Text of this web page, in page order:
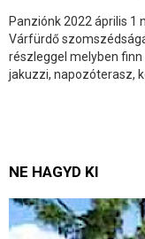
Panziónk 2022 április 1
Várfürdő
részleggel melyben
jakuzzi, napozóterasz,
NE HAGYD KI